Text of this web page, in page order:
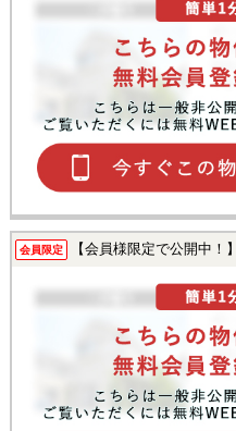
会員限定 【会員様限定で公開中！】